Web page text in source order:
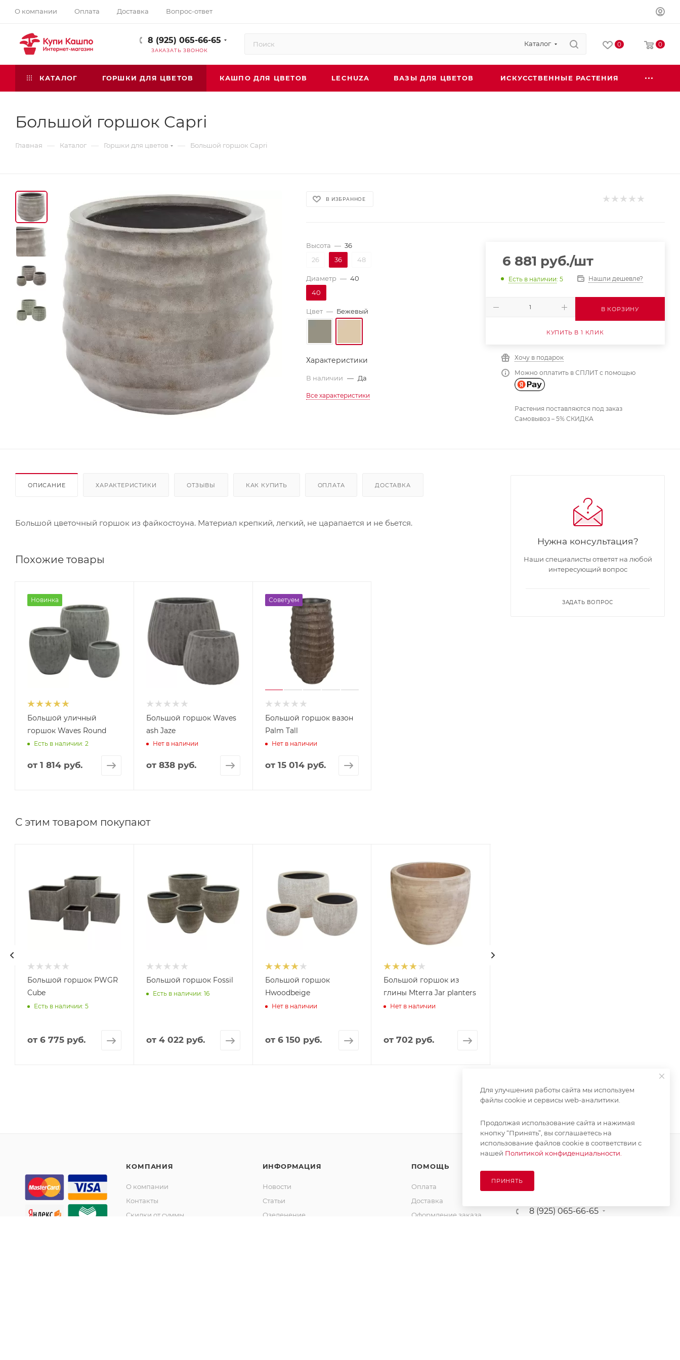
О компании Оплата Доставка Вопрос-ответ
8 (925) 065-66-65
ЗАКАЗАТЬ ЗВОНОК
Каталог 0 0
КАТАЛОГ ГОРШКИ ДЛЯ ЦВЕТОВ КАШПО ДЛЯ ЦВЕТОВ LECHUZA ВАЗЫ ДЛЯ ЦВЕТОВ ИСКУССТВЕННЫЕ РАСТЕНИЯ
Большой горшок Capri
Главная — Каталог — Горшки для цветов — Большой горшок Capri
В ИЗБРАННОЕ
Высота — 36
26
36 48
Диаметр — 40
40
Цвет — Бежевый
Характеристики
В наличии — Да
Все характеристики
6 881 руб./шт
Есть в наличии: 5 Нашли дешевле?
В КОРЗИНУ
КУПИТЬ В 1 КЛИК
Хочу в подарок
Можно оплатить в СПЛИТ с помощью
Растения поставляются под заказ
Самовывоз – 5% СКИДКА
ОПИСАНИЕ ХАРАКТЕРИСТИКИ ОТЗЫВЫ КАК КУПИТЬ ОПЛАТА ДОСТАВКА
Большой цветочный горшок из файкостоуна. Материал крепкий, легкий, не царапается и не бьется.
Похожие товары
Новинка
Большой уличный
горшок Waves Round
Есть в наличии: 2
от 1 814 руб.
Большой горшок Waves
ash Jaze
Нет в наличии
от 838 руб.
Советуем
Большой горшок вазон
Palm Tall
Нет в наличии
от 15 014 руб.
С этим товаром покупают
Большой горшок PWGR
Cube
Есть в наличии: 5
от 6 775 руб.
Большой горшок Fossil
Есть в наличии: 16
от 4 022 руб.
Большой горшок
Hwoodbeige
Нет в наличии
от 6 150 руб.
Большой горшок из
глины Mterra Jar planters
Нет в наличии
от702 руб.
Нужна консультация?
Наши специалисты ответят на любой
интересующий вопрос
ЗАДАТЬ ВОПРОС
КОМПАНИЯ
О компании
Контакты
Скидки от суммы
ИНФОРМАЦИЯ
Новости
Статьи
Озеленение
ПОМОЩЬ
Оплата
Доставка
Оформление заказа
8 (925) 065-66-65
Для улучшения работы сайта мы используем
файлы cookie и сервисы web-аналитики.
Продолжая использование сайта и нажимая
кнопку “Принять”, вы соглашаетесь на
использование файлов cookie в соответствии с
нашей Политикой конфиденциальности.
ПРИНЯТЬ